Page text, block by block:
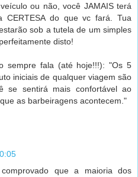
ou não, você JAMAIS terá
CERTESA do que vc fará. Tua
sob a tutela de um simples
disto!
sempre fala (até hoje!!!): "Os 5
iniciais de qualquer viagem são
se sentirá mais confortável ao
as barbeiragens acontecem."
que a maioria dos